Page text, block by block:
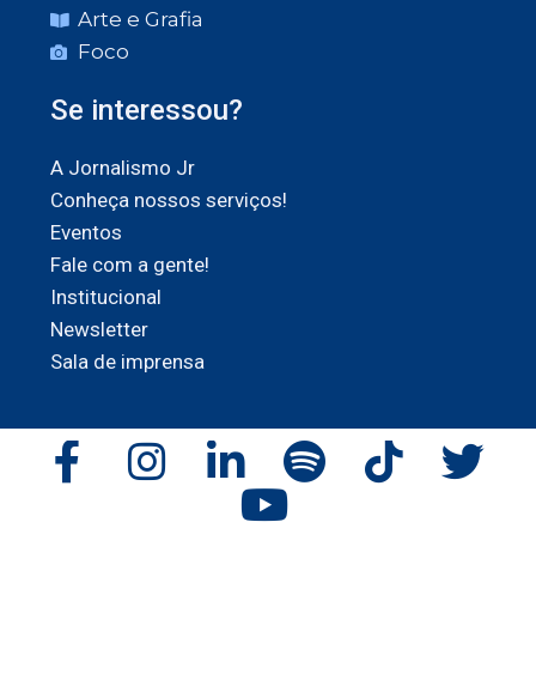
Arte e Grafia
Foco
Se interessou?
A Jornalismo Jr
Conheça nossos serviços!
Eventos
Fale com a gente!
Institucional
Newsletter
Sala de imprensa